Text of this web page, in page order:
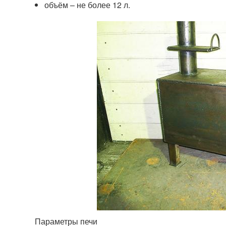
объём – не более 12 л.
Параметры печи